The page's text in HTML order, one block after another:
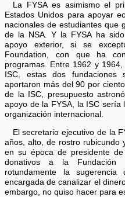
La FYSA es asimismo el
Estados Unidos para apoyar
nacionales de estudiantes que
de la NSA. Y la FYSA ha
apoyo exterior, si se
Foundation, con que ha
programas. Entre 1962 y
ISC, estas dos fundaciones
aportaron más del 90 por
de la ISC, presupuesto
apoyo de la FYSA, la ISC
organización internacional.
El secretario ejecutivo de la
años, alto, de rostro rubicundo
en su época de presidente
donativos a la
rotundamente la
encargada de canalizar el
embargo, no quiso hacer para